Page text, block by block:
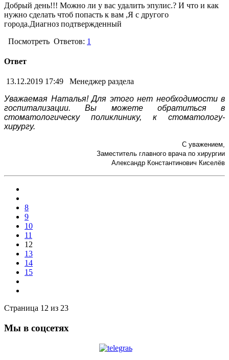
Добрый день!!! Можно ли у вас удалить эпулис.? И что и как
нужно сделать чтоб попасть к вам ,Я с другого
города.Диагноз подтвержденный
Посмотреть Ответов: 1
Ответ
13.12.2019 17:49
Менеджер раздела
Уважаемая Наталья! Для этого нет необходимости в
госпитализации. Вы можете обратиться в
стоматологическу поликлинику, к стоматологу-
хирургу.
С уважением,
Заместитель главного врача по хирургии
Александр Константинович Киселёв
8
9
10
11
12
13
14
15
Страница 12 из 23
Мы в соцсетях